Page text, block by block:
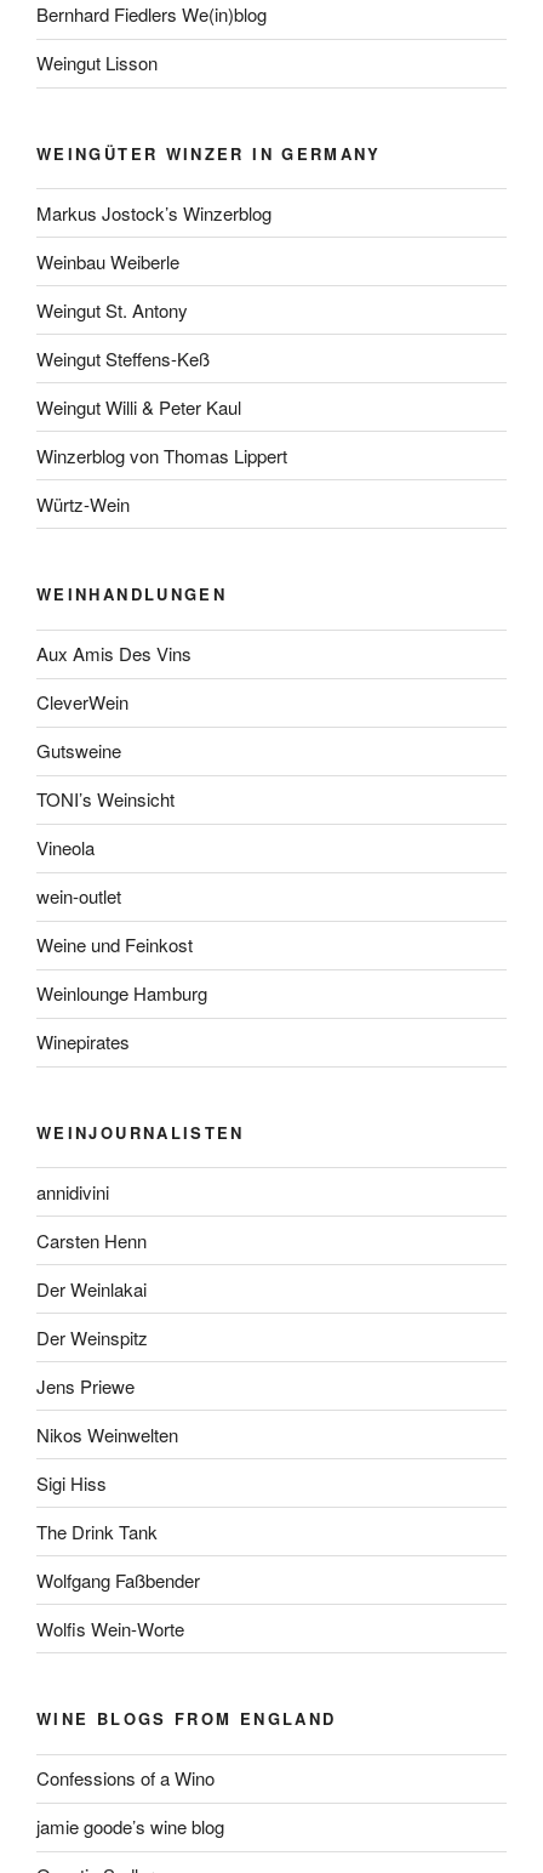
Bernhard Fiedlers We(in)blog
Weingut Lisson
WEINGÜTER WINZER IN GERMANY
Markus Jostock’s Winzerblog
Weinbau Weiberle
Weingut St. Antony
Weingut Steffens-Keß
Weingut Willi & Peter Kaul
Winzerblog von Thomas Lippert
Würtz-Wein
WEINHANDLUNGEN
Aux Amis Des Vins
CleverWein
Gutsweine
TONI’s Weinsicht
Vineola
wein-outlet
Weine und Feinkost
Weinlounge Hamburg
Winepirates
WEINJOURNALISTEN
annidivini
Carsten Henn
Der Weinlakai
Der Weinspitz
Jens Priewe
Nikos Weinwelten
Sigi Hiss
The Drink Tank
Wolfgang Faßbender
Wolfis Wein-Worte
WINE BLOGS FROM ENGLAND
Confessions of a Wino
jamie goode’s wine blog